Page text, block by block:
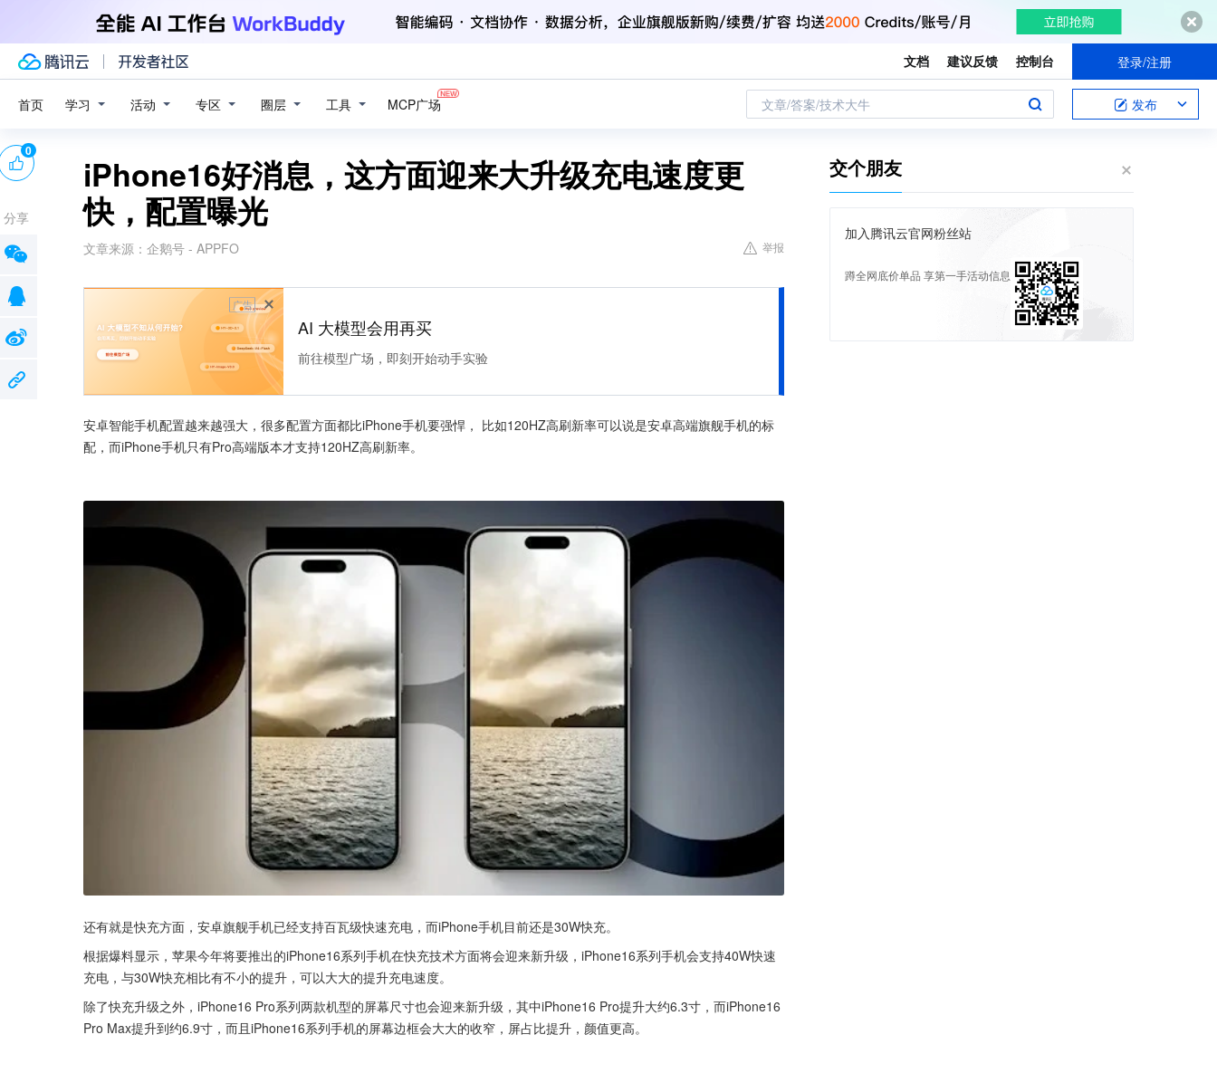
文档 建议反馈 控制台 登录/注册
首页 学习 活动 专区 圈层 工具 MCP广场 文章/答案/技术大牛 发布
iPhone16好消息，这方面迎来大升级充电速度更
快，配置曝光
文章来源： 企鹅号 - APPFO 举报
广告
AI 大模型会用再买
前往模型广场，即刻开始动手实验
安卓智能手机配置越来越强大，很多配置方面都比iPhone手机要强悍， 比如120HZ高刷新率可以说是安卓高端旗舰手机的标
配，而iPhone手机只有Pro高端版本才支持120HZ高刷新率。
还有就是快充方面，安卓旗舰手机已经支持百瓦级快速充电，而iPhone手机目前还是30W快充。
根据爆料显示，苹果今年将要推出的iPhone16系列手机在快充技术方面将会迎来新升级，iPhone16系列手机会支持40W快速
充电，与30W快充相比有不小的提升，可以大大的提升充电速度。
除了快充升级之外，iPhone16 Pro系列两款机型的屏幕尺寸也会迎来新升级，其中iPhone16 Pro提升大约6.3寸，而iPhone16
Pro Max提升到约6.9寸，而且iPhone16系列手机的屏幕边框会大大的收窄，屏占比提升，颜值更高。
0
分享
交个朋友
加入腾讯云官网粉丝站
蹲全网底价单品 享第一手活动信息